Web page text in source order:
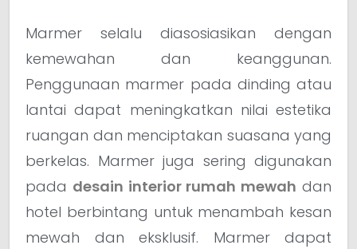
Marmer selalu diasosiasikan dengan
kemewahan dan keanggunan.
Penggunaan marmer pada dinding atau
lantai dapat meningkatkan nilai estetika
ruangan dan menciptakan suasana yang
berkelas. Marmer juga sering digunakan
pada desain interior rumah mewah dan
hotel berbintang untuk menambah kesan
mewah dan eksklusif. Marmer dapat